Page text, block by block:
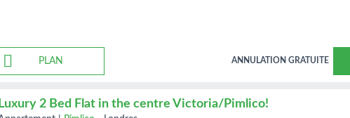
PLAN ANNULATION GRATUITE
Luxury 2 Bed Flat in the centre Victoria/Pimlico!